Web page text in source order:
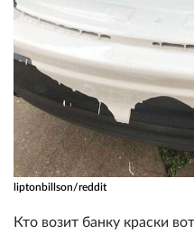
liptonbillson/reddit
Кто возит банку краски